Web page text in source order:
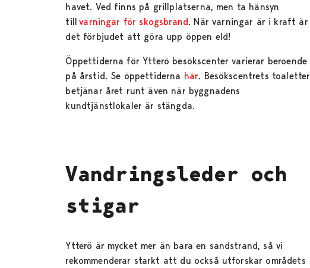
havet. Ved finns på grillplatserna, men ta hänsyn
tillvarningar för skogsbrand. När varningar är i kraft är
det förbjudet att göra upp öppen eld!
Öppettiderna för Ytterö besökscenter varierar beroende
på årstid. Se öppettiderna här. Besökscentrets toaletter
betjänar året runt även när byggnadens
kundtjänstlokaler är stängda.
Vandringsleder och
stigar
Ytterö är mycket mer än bara en sandstrand, så vi
rekommenderar starkt att du också utforskar områdets